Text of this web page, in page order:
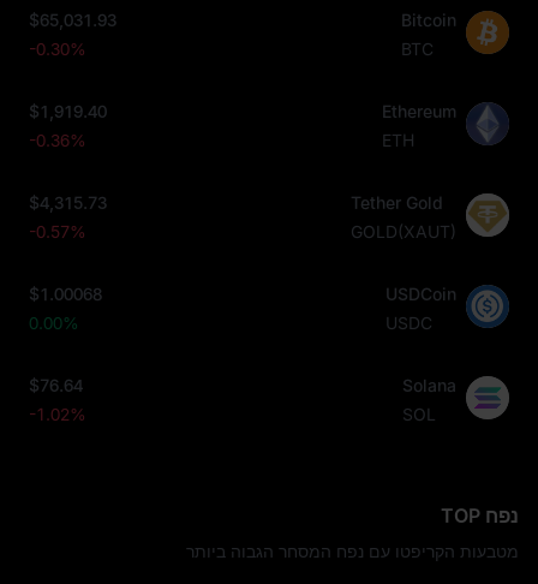
Bitcoin
BTC
$65,031.93
-0.30%
Ethereum
ETH
$1,919.40
-0.36%
Tether Gold
GOLD(XAUT)
$4,315.73
-0.57%
USDCoin
USDC
$1.00068
0.00%
Solana
SOL
$76.64
-1.02%
נפח TOP
מטבעות הקריפטו עם נפח המסחר הגבוה ביותר